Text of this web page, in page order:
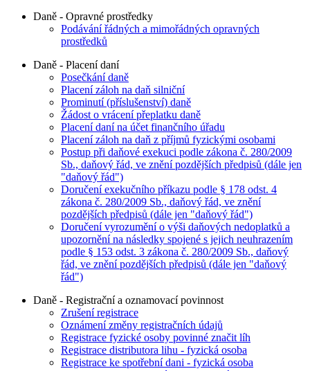
Daně - Opravné prostředky
Podávání řádných a mimořádných opravných
prostředků
Daně - Placení daní
Posečkání daně
Placení záloh na daň silniční
Prominutí (příslušenství) daně
Žádost o vrácení přeplatku daně
Placení daní na účet finančního úřadu
Placení záloh na daň z příjmů fyzickými osobami
Postup při daňové exekuci podle zákona č. 280/2009
Sb., daňový řád, ve znění pozdějších předpisů (dále jen
"daňový řád")
Doručení exekučního příkazu podle § 178 odst. 4
zákona č. 280/2009 Sb., daňový řád, ve znění
pozdějších předpisů (dále jen "daňový řád")
Doručení vyrozumění o výši daňových nedoplatků a
upozornění na následky spojené s jejich neuhrazením
podle § 153 odst. 3 zákona č. 280/2009 Sb., daňový
řád, ve znění pozdějších předpisů (dále jen "daňový
řád")
Daně - Registrační a oznamovací povinnost
Zrušení registrace
Oznámení změny registračních údajů
Registrace fyzické osoby povinné značit líh
Registrace distributora lihu - fyzická osoba
Registrace ke spotřební dani - fyzická osoba